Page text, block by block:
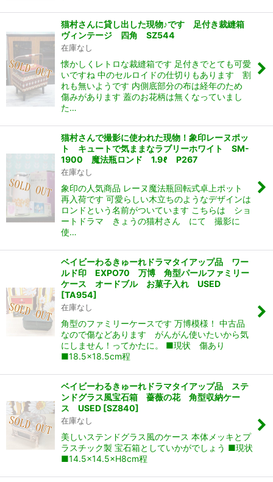
猫村さんに貸し出した現物♪です 足付き裁縫箱
ヴィンテージ 四角 SZ544
在庫なし
懐かしくレトロな裁縫箱です 足付きでとても可愛
いですね 中のセルロイドの仕切りもあります 割
れも無いようです 内側底部分の布は経年のため
傷みがあります 蓋のお花柄は無くなっていまし
た…
猫村さんで撮影に使われた現物！象印レーヌポッ
ト キュートで気ままなラブリーホワイト SM-
1900 魔法瓶ロンド 1.9ℓ P267
在庫なし
象印の人気商品 レーヌ魔法瓶回転式卓上ポット
再入荷です 可愛らしい木立ちのようなデザインは
ロンドという名前がついています こちらは ショ
ートドラマ きょうの猫村さん にて 撮影に
使…
ベイビーわるきゅーれドラマタイアップ品 ワー
ルド印 EXPO70 万博 角型パールファミリー
ケース オードブル お菓子入れ USED
[TA954]
在庫なし
角型のファミリーケースです 万博模様！ 中古品
なので傷などあります がんがん使いたいから気
にしません！ってかたに。 ■現状 傷あり
■18.5×18.5cm程
ベイビーわるきゅーれドラマタイアップ品 ステ
ンドグラス風宝石箱 薔薇の花 角型収納ケー
ス USED [SZ840]
在庫なし
美しいステンドグラス風のケース 本体メッキとプ
ラスチック製 宝石箱としていかがでしょう ■現状
■14.5×14.5×H8cm程